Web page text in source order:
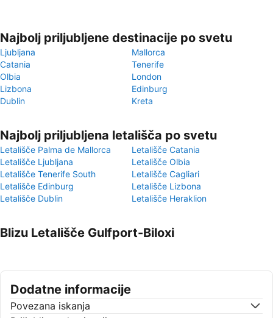
Najbolj priljubljene destinacije po svetu
Ljubljana
Mallorca
Catania
Tenerife
Olbia
London
Lizbona
Edinburg
Dublin
Kreta
Najbolj priljubljena letališča po svetu
Letališče Palma de Mallorca
Letališče Catania
Letališče Ljubljana
Letališče Olbia
Letališče Tenerife South
Letališče Cagliari
Letališče Edinburg
Letališče Lizbona
Letališče Dublin
Letališče Heraklion
Blizu Letališče Gulfport-Biloxi
Dodatne informacije
Povezana iskanja